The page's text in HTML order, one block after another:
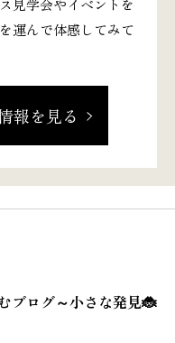
見学会やイベントを
運んで体感してみて
報を見る
ブログ～小さな発見🐞